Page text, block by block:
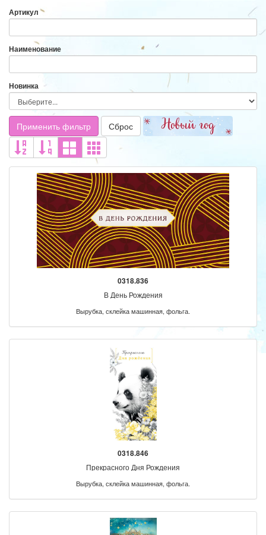
Артикул
Наименование
Новинка
Применить фильтр Сброс
0318.836
В День Рождения
Вырубка, склейка машинная, фольга.
0318.846
Прекрасного Дня Рождения
Вырубка, склейка машинная, фольга.